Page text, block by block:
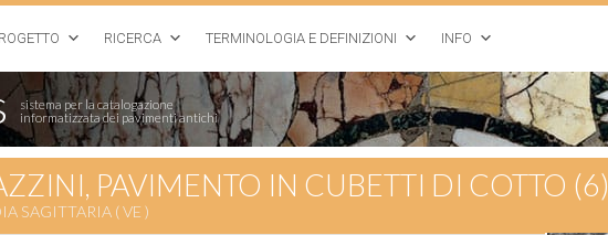
RICERCA TERMINOLOGIA E DEFINIZIONI INFO
sistema per la catalogazione
informatizzata dei pavimenti antichi
PAVIMENTO IN CUBETTI DI COTTO (6)
SAGITTARIA ( VE )